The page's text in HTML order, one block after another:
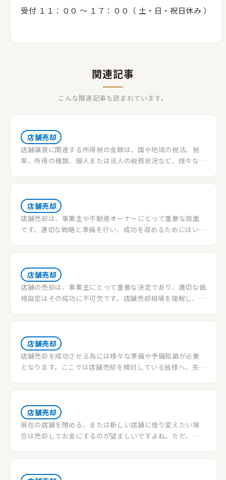
受付 １１：００ 〜 １７：００（ 土・日・祝日休み ）
関連記事
こんな関連記事も読まれています。
店舗売却
店舗譲渡に関連する所得税の金額は、国や地域の税法、税
率、所得の種類、個人または法人の税務状況など、様々な要
原価、譲渡価格、その他の所得や損失の要素も考慮する必
店舗売却
店舗売却は、事業主や不動産オーナーにとって重要な局面
です。適切な戦略と準備を行い、成功を収めるためにはいく
スと成功の鍵を解説します。
店舗売却
店舗の売却は、事業主にとって重要な決定であり、適切な価
格設定はその成功に不可欠です。店舗売却相場を理解し、最
慮する必要があります。この記事では、店舗売却相場の決定
店舗売却
店舗売却を成功させる為には様々な準備や予備知識が必要
となります。ここでは店舗売却を検討している皆様へ、失敗
店舗売却
現在の店舗を閉める、または新しい店舗に借り変えたい場
合は売却してお金にするのが望ましいですよね。ただ、ど
格がつくのかわかりません。そこで今回は店舗売却のやり